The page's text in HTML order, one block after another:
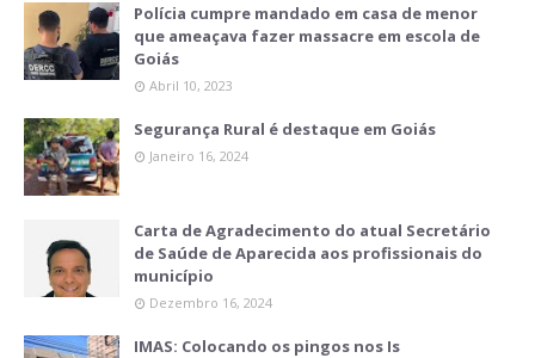
Polícia cumpre mandado em casa de menor
que ameaçava fazer massacre em escola de
Goiás
Abril 10, 2023
Segurança Rural é destaque em Goiás
Janeiro 16, 2024
Carta de Agradecimento do atual Secretário
de Saúde de Aparecida aos profissionais do
município
Dezembro 16, 2024
IMAS: Colocando os pingos nos Is